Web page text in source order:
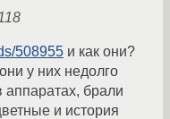
508955 и как они?
у них недолго
аппаратах, брали
и история